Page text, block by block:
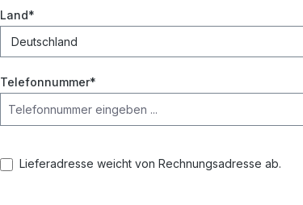
Land*
Telefonnummer*
Lieferadresse weicht von Rechnungsadresse ab.